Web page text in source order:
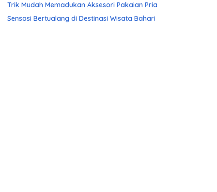
Trik Mudah Memadukan Aksesori Pakaian Pria
Sensasi Bertualang di Destinasi Wisata Bahari